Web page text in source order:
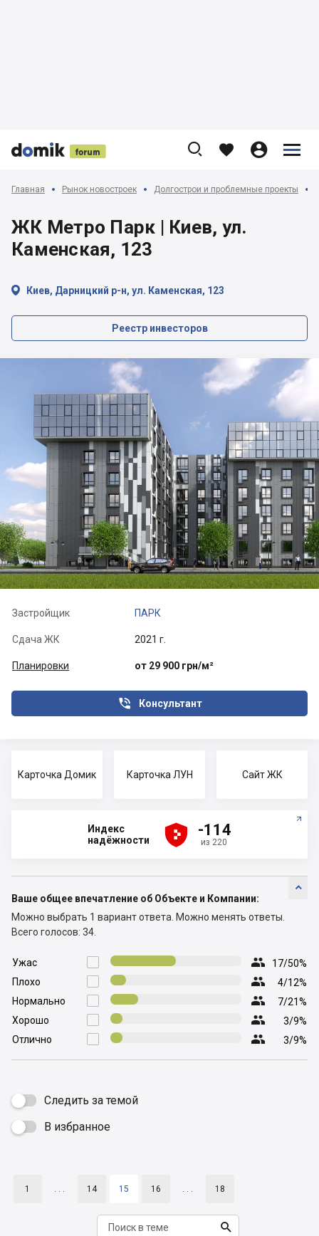


 
    


Главная Рынок новостроек Долгострои и проблемные проекты
ЖК Метро Парк | Киев, ул.
Каменская, 123
 Киев, Дарницкий р-н, ул. Каменская, 123
Реестр инвесторов
Застройщик ПАРК
Сдача ЖК 2021 г.
Планировки от 29 900 грн/м²
Консультант

Карточка Домик Карточка ЛУН Сайт ЖК
Индекс
надёжности




 -114
из 220

Ваше общее впечатление об Объекте и Компании:
Можно выбрать 1 вариант ответа. Можно менять ответы.
Всего голосов: 34.

Ужас  17/50%

Плохо  4/12%

Нормально  7/21%

Хорошо  3/9%

Отлично  3/9%
Следить за темой
 В избранное
1 . . . 14 15 16 . . . 18
